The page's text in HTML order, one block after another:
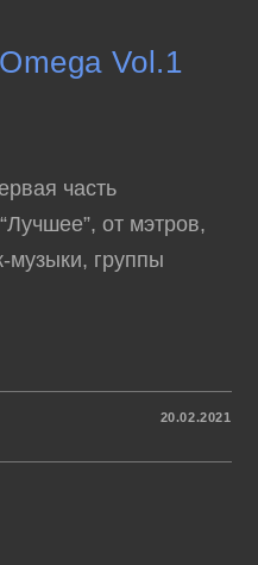
Vol.1
часть
от мэтров,
музыки, группы
20.02.2021